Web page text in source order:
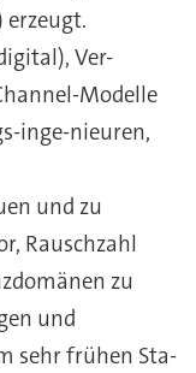
erzeugt.
Ver-
Modelle
inge-nieuren,
und zu
Rauschzahl
zu
und
sehr frühen Sta-